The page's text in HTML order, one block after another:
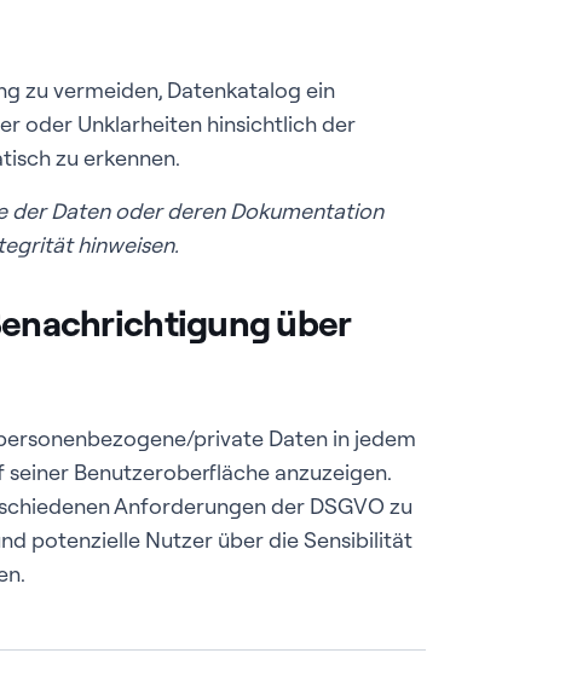
zu vermeiden, Datenkatalog ein
oder Unklarheiten hinsichtlich der
zu erkennen.
der Daten oder deren Dokumentation
hinweisen.
über
private Daten in jedem
Benutzeroberfläche anzuzeigen.
Anforderungen der DSGVO zu
potenzielle Nutzer über die Sensibilität